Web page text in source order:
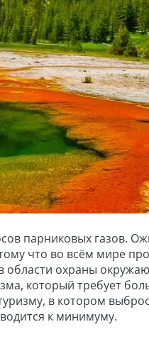
парниковых газов.
что во всём мире
области охраны
который требует
в котором
к минимуму.